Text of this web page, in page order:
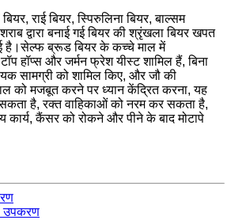
राई बियर, स्पिरुलिना बियर, बाल्सम
द्वारा बनाई गई बियर की श्रृंखला बियर खपत
है।सेल्फ ब्रूड बियर के कच्चे माल में
हॉप्स और जर्मन फ्रेश यीस्ट शामिल हैं, बिना
सामग्री को शामिल किए, और जौ की
को मजबूत करने पर ध्यान केंद्रित करना, यह
है, रक्त वाहिकाओं को नरम कर सकता है,
कैंसर को रोकने और पीने के बाद मोटापे
उपकरण